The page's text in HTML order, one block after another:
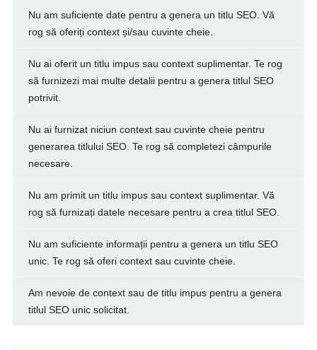
Nu am suficiente date pentru a genera un titlu SEO. Vă
rog să oferiți context și/sau cuvinte cheie.
Nu ai oferit un titlu impus sau context suplimentar. Te rog
să furnizezi mai multe detalii pentru a genera titlul SEO
potrivit.
Nu ai furnizat niciun context sau cuvinte cheie pentru
generarea titlului SEO. Te rog să completezi câmpurile
necesare.
Nu am primit un titlu impus sau context suplimentar. Vă
rog să furnizați datele necesare pentru a crea titlul SEO.
Nu am suficiente informații pentru a genera un titlu SEO
unic. Te rog să oferi context sau cuvinte cheie.
Am nevoie de context sau de titlu impus pentru a genera
titlul SEO unic solicitat.